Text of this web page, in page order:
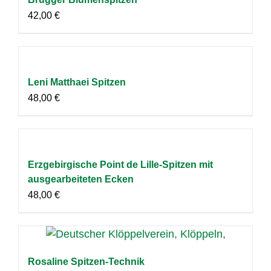
42,00 €
Leni Matthaei Spitzen
48,00 €
Erzgebirgische Point de Lille-Spitzen mit
ausgearbeiteten Ecken
48,00 €
Rosaline Spitzen-Technik